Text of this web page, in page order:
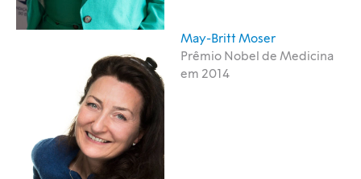
May-Britt Moser
Prêmio Nobel de Medicina
em 2014